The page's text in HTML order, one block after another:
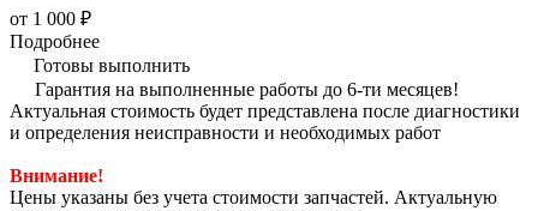
от 1 000 ₽
Подробнее
Готовы выполнить
Гарантия на выполненные работы до 6-ти месяцев!
Актуальная стоимость будет представлена после диагностики
и определения неисправности и необходимых работ
Внимание!
Цены указаны без учета стоимости запчастей. Актуальную